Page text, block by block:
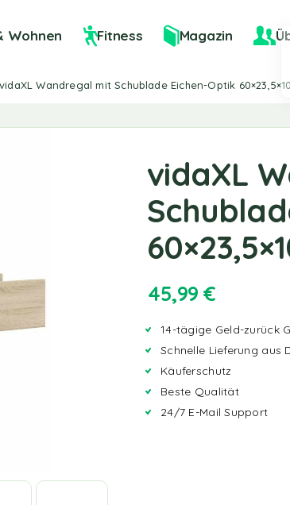
Wohnen Fitness Magazin
vidaXL Wandregal mit Schublade Eichen-Optik
vidaXL
45,99 €
14-tägige Geld-zurück
Schnelle Lieferung aus
Käuferschutz
Beste Qualität
24/7 E-Mail Support